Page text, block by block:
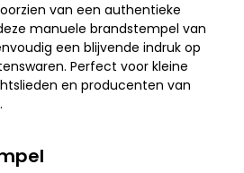
van een authentieke
manuele brandstempel van
een blijvende indruk op
Perfect voor kleine
en producenten van